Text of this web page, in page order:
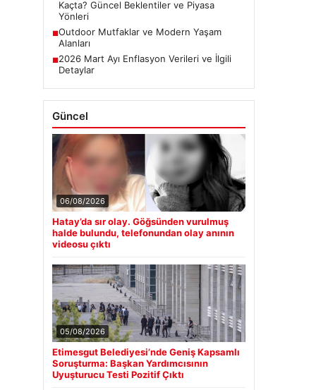
Kaçta? Güncel Beklentiler ve Piyasa
Yönleri
■Outdoor Mutfaklar ve Modern Yaşam
Alanları
■2026 Mart Ayı Enflasyon Verileri ve İlgili
Detaylar
Güncel
06/08/2026
Hatay’da sır olay. Göğsünden vurulmuş
halde bulundu, telefonundan olay anının
videosu çıktı
05/08/2026
Etimesgut Belediyesi’nde Geniş Kapsamlı
Soruşturma: Başkan Yardımcısının
Uyuşturucu Testi Pozitif Çıktı